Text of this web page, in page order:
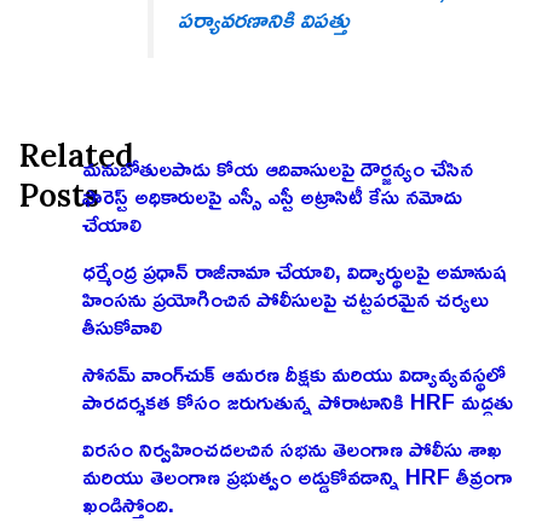
పర్యావరణానికి విపత్తు
Related
Posts
మనుబోతులపాడు కోయ ఆదివాసులపై దౌర్జన్యం చేసిన
ఫారెస్ట్ అధికారులపై ఎస్సీ ఎస్టీ అట్రాసిటీ కేసు నమోదు
చేయాలి
ధర్మేంద్ర ప్రధాన్ రాజీనామా చేయాలి, విద్యార్థులపై అమానుష
హింసను ప్రయోగించిన పోలీసులపై చట్టపరమైన చర్యలు
తీసుకోవాలి
సోనమ్ వాంగ్‌చుక్ ఆమరణ దీక్షకు మరియు విద్యావ్యవస్థలో
పారదర్శకత కోసం జరుగుతున్న పోరాటానికి HRF మద్దతు
విరసం నిర్వహించదలచిన సభను తెలంగాణ పోలీసు శాఖ
మరియు తెలంగాణ ప్రభుత్వం అడ్డుకోవడాన్ని HRF తీవ్రంగా
ఖండిస్తోంది.